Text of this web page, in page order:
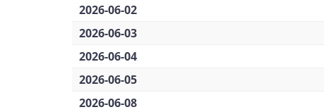
2026-06-02
2026-06-03
2026-06-04
2026-06-05
2026-06-08